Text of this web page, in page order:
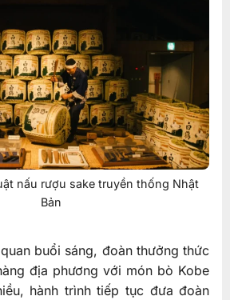
nấu rượu sake truyền thống Nhật
Bản
buổi sáng, đoàn thưởng thức
địa phương với món bò Kobe
hành trình tiếp tục đưa đoàn